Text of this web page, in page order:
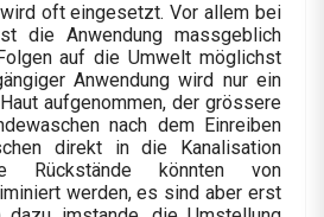
oft eingesetzt. Vor allem bei
die Anwendung massgeblich
auf die Umwelt möglichst
Anwendung wird nur ein
aufgenommen, der grössere
nach dem Einreiben
direkt in die Kanalisation
Rückstände könnten von
werden, es sind aber erst